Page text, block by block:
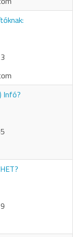
Infó?